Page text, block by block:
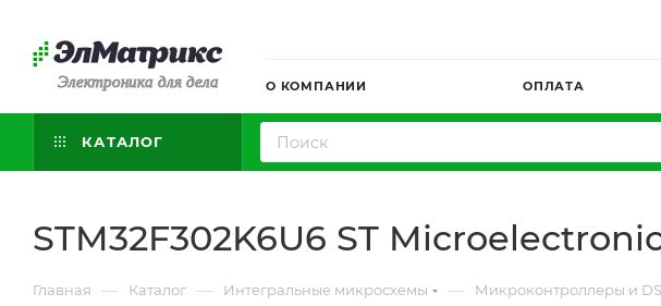
Электроника для дела О КОМПАНИИ ОПЛАТА
КАТАЛОГ
STM32F302K6U6 ST
Главная — Каталог — Интегральные микросхемы — Микроконтроллеры и